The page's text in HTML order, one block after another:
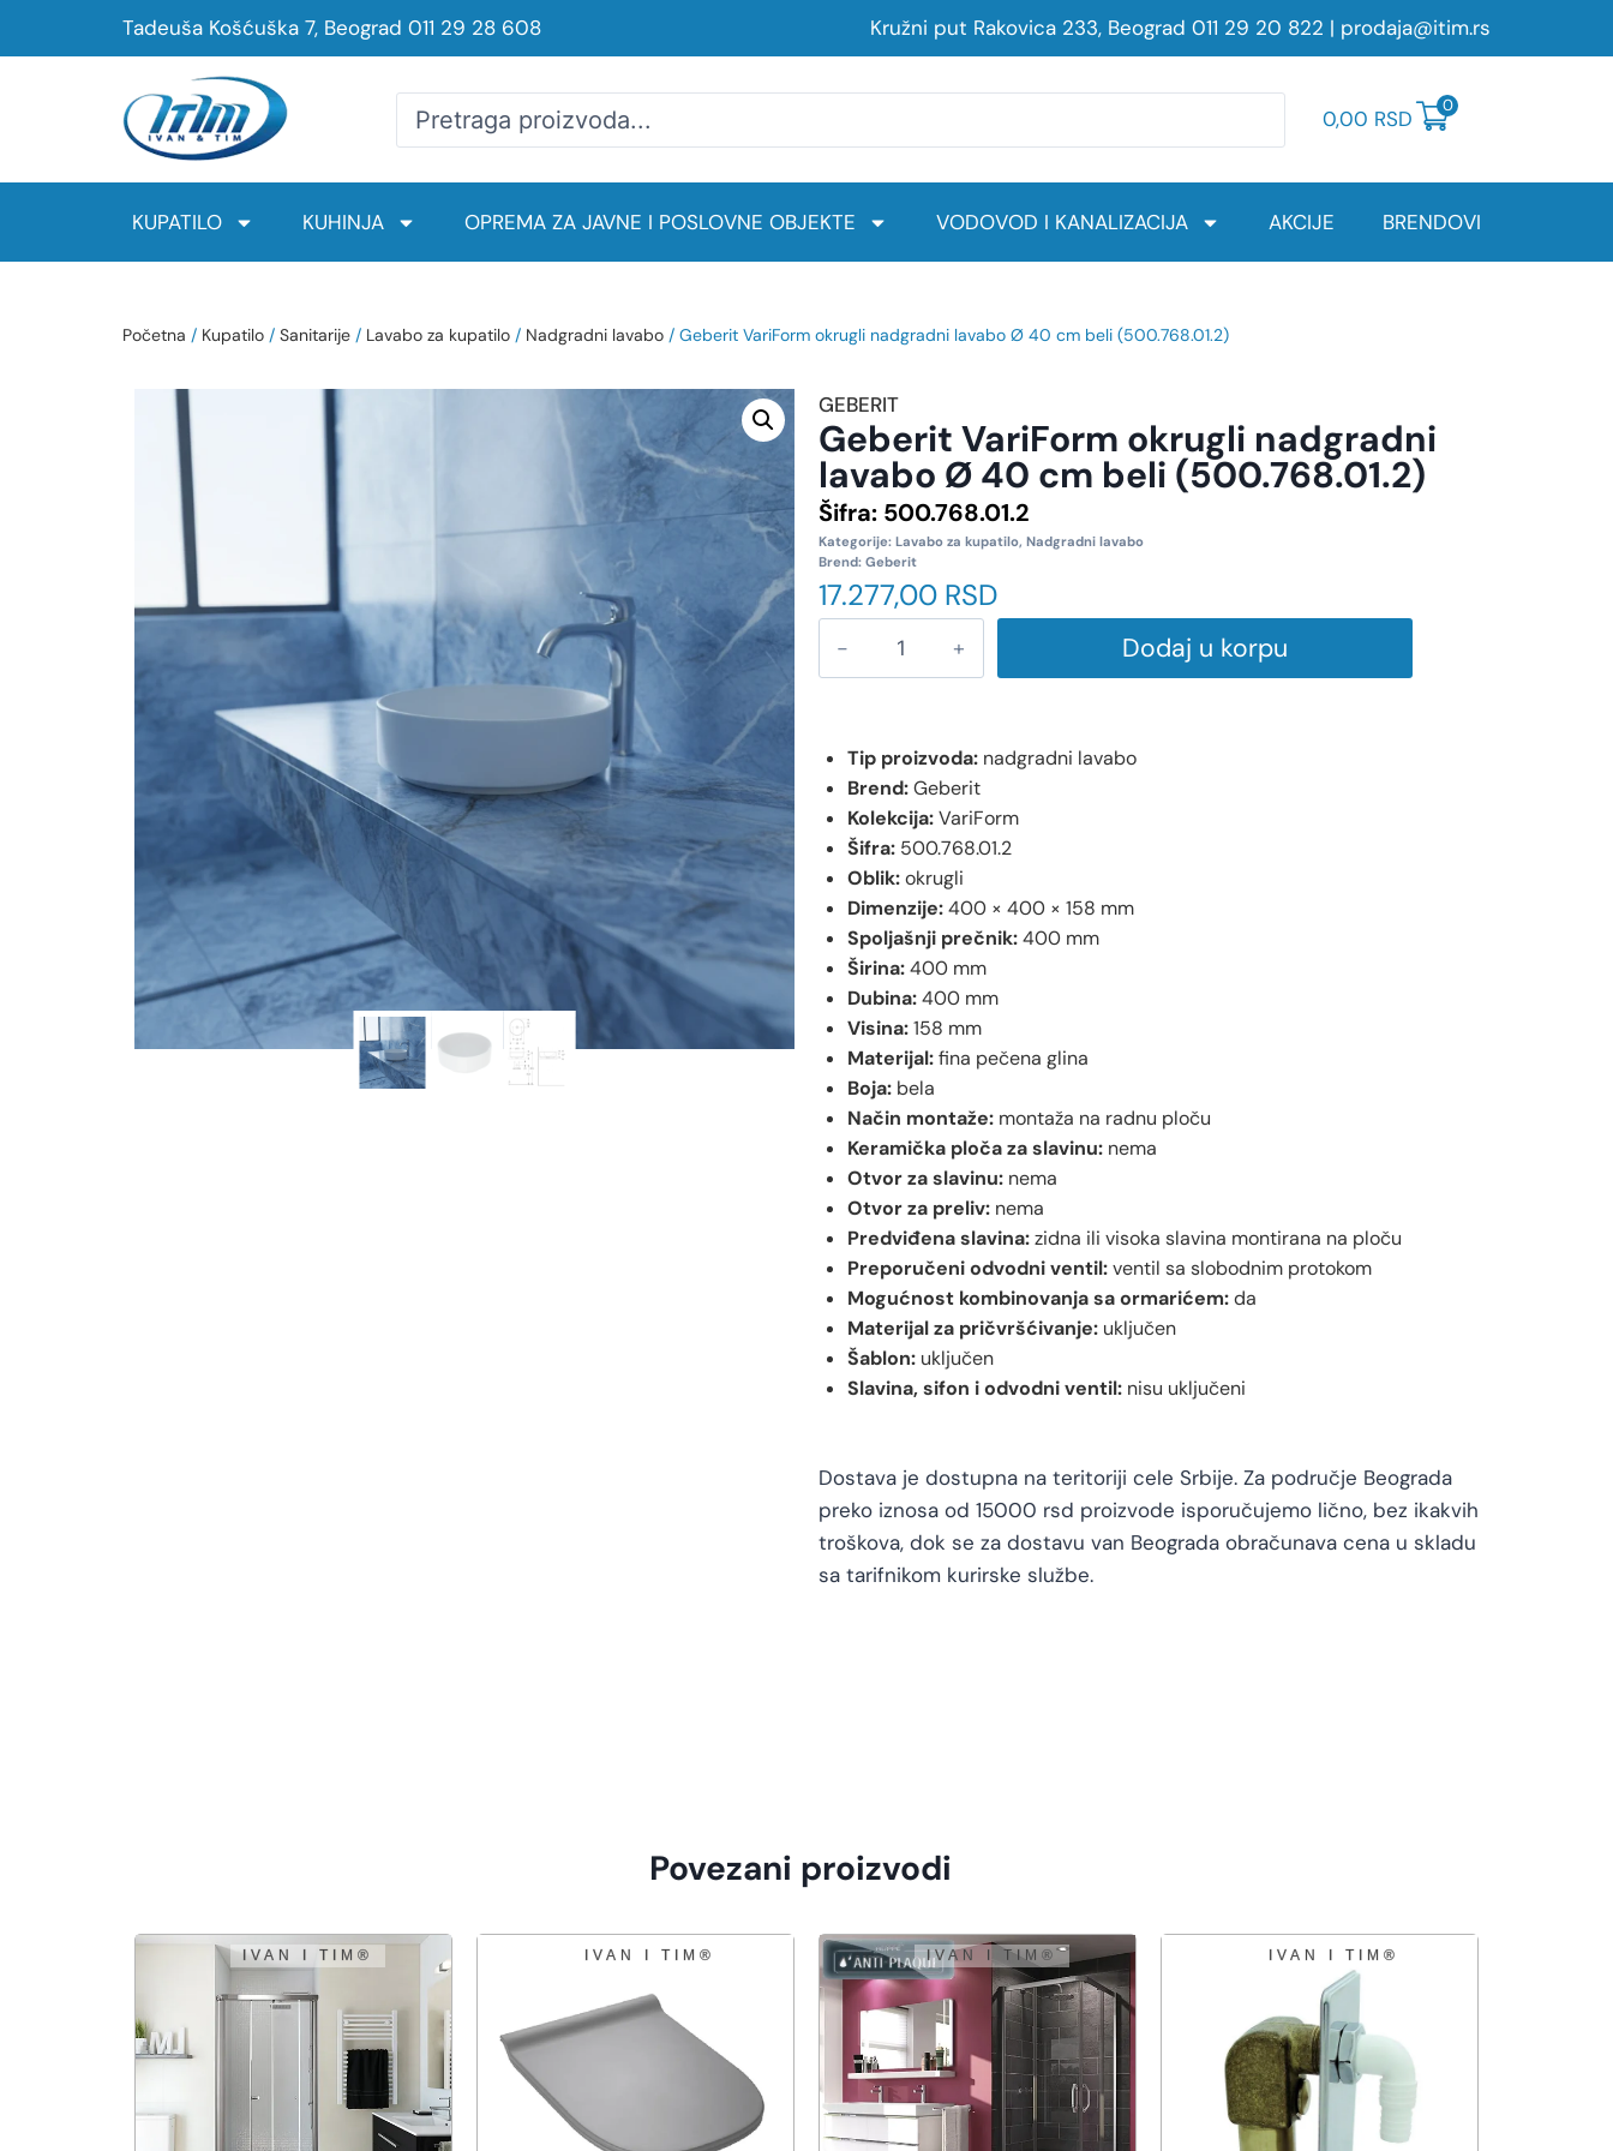
Tadeuša Košćuška 7, Beograd 011 29 28 608 Kružni put Rakovica 233, Beograd 011 29 20 822 | prodaja@itim.rs
0,00 RSD
0
KUPATILO KUHINJA OPREMA ZA JAVNE I POSLOVNE OBJEKTE VODOVOD I KANALIZACIJA AKCIJE BRENDOVI
Početna / Kupatilo / Sanitarije / Lavabo za kupatilo / Nadgradni lavabo / Geberit VariForm okrugli nadgradni lavabo Ø 40 cm beli (500.768.01.2)
GEBERIT
Geberit VariForm okrugli nadgradni
lavabo Ø 40 cm beli (500.768.01.2)
Šifra: 500.768.01.2
Kategorije: Lavabo za kupatilo, Nadgradni lavabo
Brend: Geberit
17.277,00 RSD
Dodaj u korpu
Tip proizvoda: nadgradni lavabo
Brend:Geberit
Kolekcija:VariForm
Šifra: 500.768.01.2
Oblik:okrugli
Dimenzije:400 × 400 × 158 mm
Spoljašnji prečnik:400 mm
Širina:400 mm
Dubina:400 mm
Visina:158 mm
Materijal:fina pečena glina
Boja: bela
Način montaže: montaža na radnu ploču
Keramička ploča za slavinu: nema
Otvor za slavinu: nema
Otvor za preliv: nema
Predviđena slavina:zidna ili visoka slavina montirana na ploču
Preporučeni odvodni ventil:ventil sa slobodnim protokom
Mogućnost kombinovanja sa ormarićem:da
Materijal za pričvršćivanje: uključen
Šablon: uključen
Slavina, sifon i odvodni ventil: nisu uključeni
Dostava je dostupna na teritoriji cele Srbije. Za područje Beograda
preko iznosa od 15000 rsd proizvode isporučujemo lično, bez ikakvih
troškova, dok se za dostavu van Beograda obračunava cena u skladu
sa tarifnikom kurirske službe.
Povezani proizvodi